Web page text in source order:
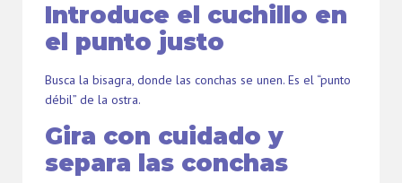
Introduce el cuchillo en
el punto justo
Busca la bisagra, donde las conchas se unen. Es el “punto
débil” de la ostra.
Gira con cuidado y
separa las conchas